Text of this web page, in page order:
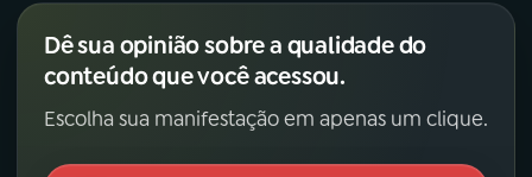
Dê sua opinião sobre a qualidade do
conteúdo que você acessou.
Escolha sua manifestação em apenas um clique.